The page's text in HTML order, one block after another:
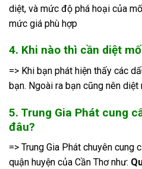
diệt, và mức độ phá hoại của
mức giá phù hợp
4. Khi nào thì cần diệt
=> Khi bạn phát hiện thấy các
bạn. Ngoài ra bạn cũng nên diệt
5. Trung Gia Phát cung
đâu?
=> Trung Gia Phát chuyên
quận huyện của Cần Thơ như: